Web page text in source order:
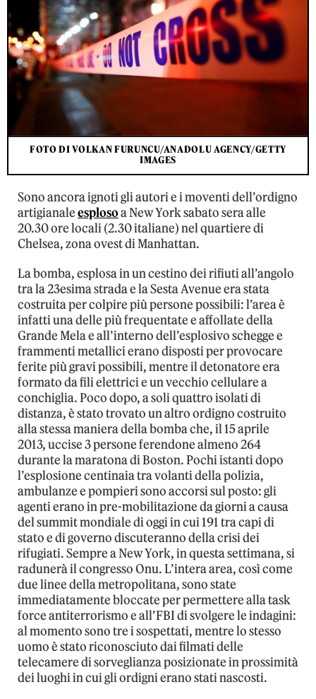
FOTO DI VOLKAN FURUNCU/ANADOLU AGENCY/GETTY
IMAGES
Sono ancora ignoti gli autori e i moventi dell’ordigno
artigianaleesplosoa New York sabato sera alle
20.30 ore locali (2.30 italiane) nel quartiere di
Chelsea, zona ovest di Manhattan.
La bomba, esplosa in un cestino dei rifiuti all’angolo
tra la 23esima strada e la Sesta Avenue era stata
costruita per colpire più persone possibili: l’area è
infatti una delle più frequentate e affollate della
Grande Mela e all’interno dell’esplosivo schegge e
frammenti metallici erano disposti per provocare
ferite più gravi possibili, mentre il detonatore era
formato da fili elettrici e un vecchio cellulare a
conchiglia. Poco dopo, a soli quattro isolati di
distanza, è stato trovato un altro ordigno costruito
alla stessa maniera della bomba che, il 15 aprile
2013, uccise 3 persone ferendone almeno 264
durante la maratona di Boston. Pochi istanti dopo
l’esplosione centinaia tra volanti della polizia,
ambulanze e pompieri sono accorsi sul posto: gli
agenti erano in pre-mobilitazione da giorni a causa
del summit mondiale di oggi in cui 191 tra capi di
stato e di governo discuteranno della crisi dei
rifugiati. Sempre a New York, in questa settimana, si
radunerà il congresso Onu. L’intera area, così come
due linee della metropolitana, sono state
immediatamente bloccate per permettere alla task
force antiterrorismo e all’FBI di svolgere le indagini:
al momento sono tre i sospettati, mentre lo stesso
uomo è stato riconosciuto dai filmati delle
telecamere di sorveglianza posizionate in prossimità
dei luoghi in cui gli ordigni erano stati nascosti.